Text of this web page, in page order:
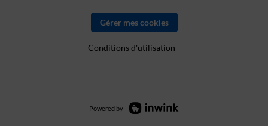
Gérer mes cookies
Conditions d'utilisation
Powered by